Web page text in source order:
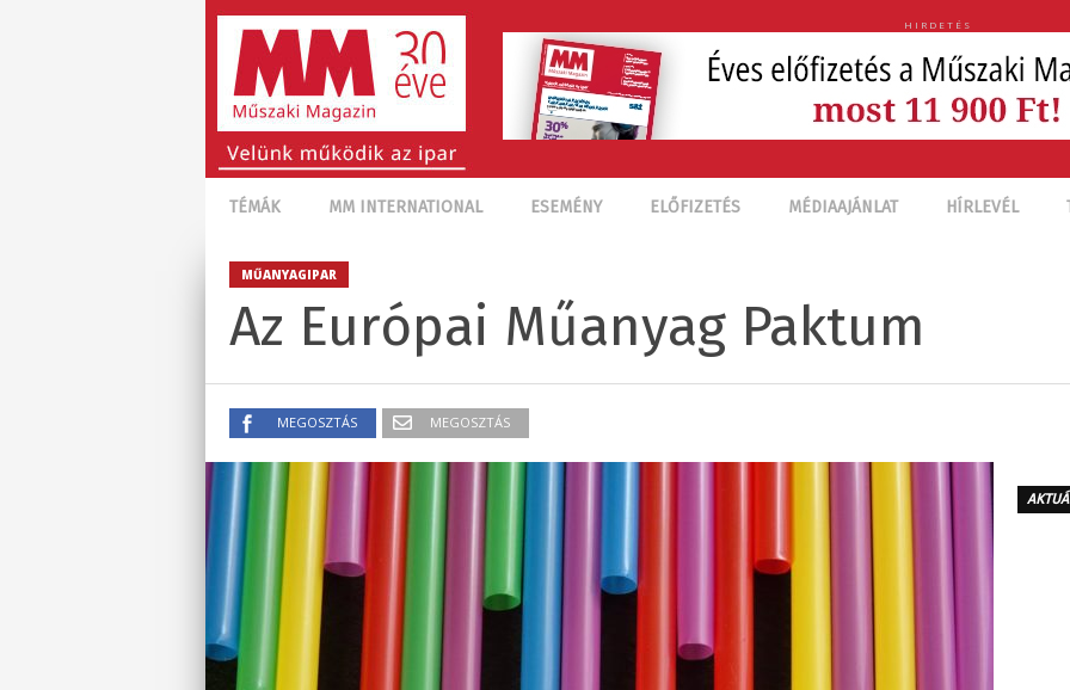
HIRDETÉS
TÉMÁK MM INTERNATIONAL ESEMÉNY ELŐFIZETÉS MÉDIAAJÁNLAT HÍRLEVÉL
MŰANYAGIPAR
Az Európai Műanyag Paktum
MEGOSZTÁS MEGOSZTÁS